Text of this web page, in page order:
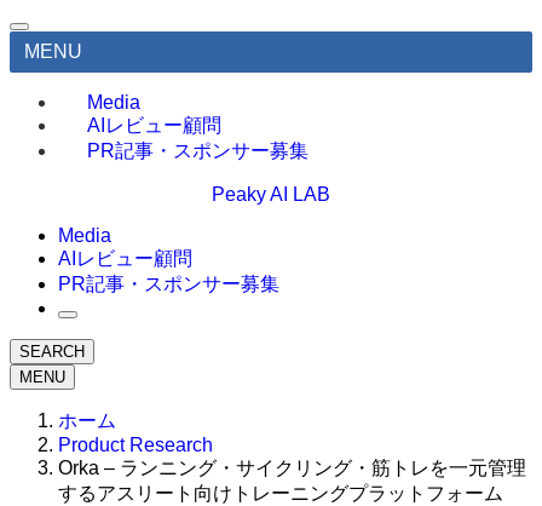
MENU
Media
AIレビュー顧問
PR記事・スポンサー募集
Peaky AI LAB
Media
AIレビュー顧問
PR記事・スポンサー募集
SEARCH
MENU
ホーム
Product Research
Orka – ランニング・サイクリング・筋トレを一元管理
するアスリート向けトレーニングプラットフォーム